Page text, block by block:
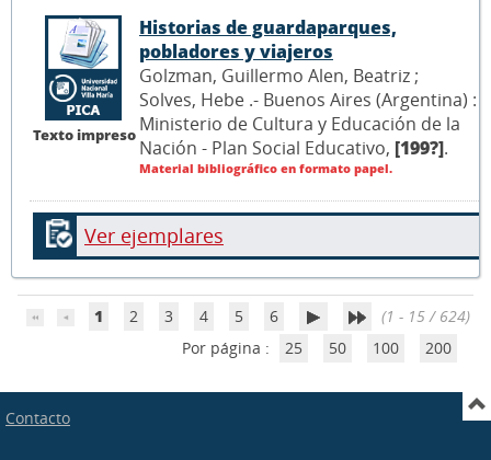
Texto impreso
Historias de guardaparques,
pobladores y viajeros
Golzman, Guillermo Alen, Beatriz ;
Solves, Hebe .- Buenos Aires (Argentina) :
Ministerio de Cultura y Educación de la
Nación - Plan Social Educativo, [199?].
Material bibliográfico en formato papel.
Ver ejemplares
1 2 3 4 5 6
(1 - 15 / 624)
Por página :
25 50 100 200
Contacto